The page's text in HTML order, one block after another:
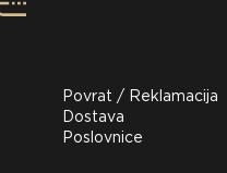
Povrat / Reklamacija
Dostava
Poslovnice